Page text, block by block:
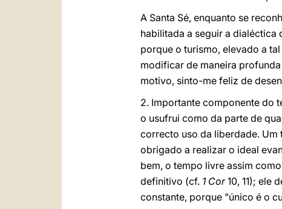
A Santa Sé, enquanto se
habilitada a seguir a dialéctica
porque o turismo, elevado a
modificar de maneira
motivo, sinto-me feliz de
2. Importante componente do
o usufrui como da parte de
correcto uso da liberdade. Um
obrigado a realizar o ideal
bem, o tempo livre assim
definitivo (cf. 1 Cor10, 11); ele
constante, porque "único é o